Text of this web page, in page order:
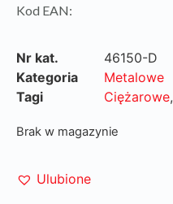
Kod EAN:
Nr kat.
46150-D
Kategoria
Metalowe
Tagi
Ciężarowe,
Brak w magazynie
Ulubione